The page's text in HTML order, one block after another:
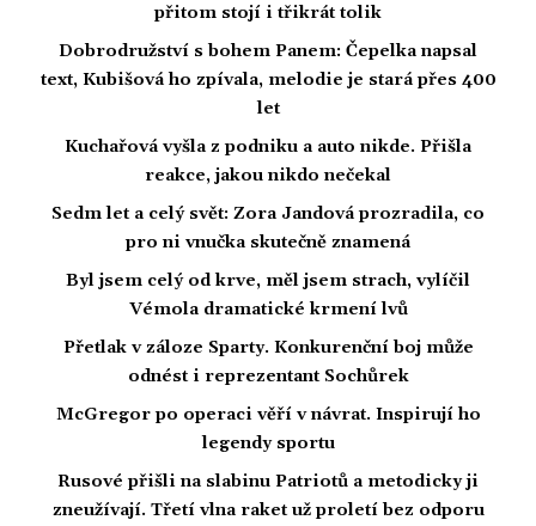
přitom stojí i třikrát tolik
Dobrodružství s bohem Panem: Čepelka napsal
text, Kubišová ho zpívala, melodie je stará přes 400
let
Kuchařová vyšla z podniku a auto nikde. Přišla
reakce, jakou nikdo nečekal
Sedm let a celý svět: Zora Jandová prozradila, co
pro ni vnučka skutečně znamená
Byl jsem celý od krve, měl jsem strach, vylíčil
Vémola dramatické krmení lvů
Přetlak v záloze Sparty. Konkurenční boj může
odnést i reprezentant Sochůrek
McGregor po operaci věří v návrat. Inspirují ho
legendy sportu
Rusové přišli na slabinu Patriotů a metodicky ji
zneužívají. Třetí vlna raket už proletí bez odporu